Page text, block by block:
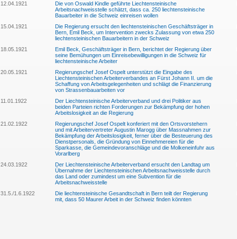
12.04.1921
Die von Oswald Kindle geführte Liechtensteinische
Arbeitsnachweisstelle schätzt, dass ca. 250 liechtensteinische
Bauarbeiter in die Schweiz einreisen wollen
15.04.1921
Die Regierung ersucht den liechtensteinischen Geschäftsträger in
Bern, Emil Beck, um Intervention zwecks Zulassung von etwa 250
liechtensteinischen Bauarbeitern in der Schweiz
18.05.1921
Emil Beck, Geschäftsträger in Bern, berichtet der Regierung über
seine Bemühungen um Einreisebewilligungen in die Schweiz für
liechtensteinische Arbeiter
20.05.1921
Regierungschef Josef Ospelt unterstützt die Eingabe des
Liechtensteinischen Arbeiterverbandes an Fürst Johann II. um die
Schaffung von Arbeitsgelegenheiten und schlägt die Finanzierung
von Strassenbauarbeiten vor
11.01.1922
Der Liechtensteinische Arbeiterverband und drei Politiker aus
beiden Parteien richten Forderungen zur Bekämpfung der hohen
Arbeitslosigkeit an die Regierung
21.02.1922
Regierungschef Josef Ospelt konferiert mit den Ortsvorstehern
und mit Arbeitervertreter Augustin Marogg über Massnahmen zur
Bekämpfung der Arbeitslosigkeit, ferner über die Besteuerung des
Dienstpersonals, die Gründung von Einnehmereien für die
Sparkasse, die Gemeindevoranschläge und die Molkeneinfuhr aus
Vorarlberg
24.03.1922
Der Liechtensteinische Arbeiterverband ersucht den Landtag um
Übernahme der Liechtensteinischen Arbeitsnachweisstelle durch
das Land oder zumindest um eine Subvention für die
Arbeitsnachweisstelle
31.5./1.6.1922
Die liechtensteinische Gesandtschaft in Bern teilt der Regierung
mit, dass 50 Maurer Arbeit in der Schweiz finden könnten